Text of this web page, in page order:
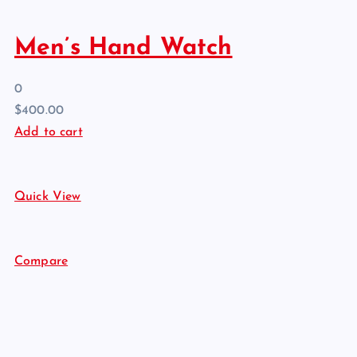
Men’s Hand Watch
0
$400.00
Add to cart
Quick View
Compare